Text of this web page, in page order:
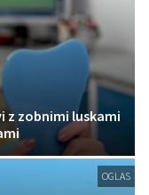
z zobnimi luskami
OGLAS